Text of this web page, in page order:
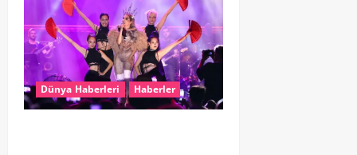
Dünya Haberleri Haberler